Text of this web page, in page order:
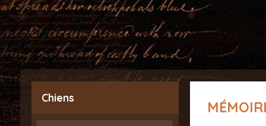
Chiens